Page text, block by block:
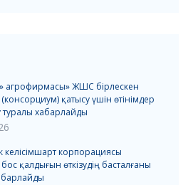
агрофирмасы» ЖШС бірлескен
қатысу үшін өтінімдер
туралы хабарлайды
келісімшарт корпорациясы
қалдығын өткізудің басталғаны